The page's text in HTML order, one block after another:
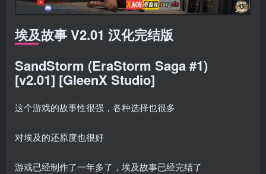
埃及故事 V2.01 汉化完结版
SandStorm (EraStorm Saga #1)
[v2.01] [GleenX Studio]
这个游戏的故事性很强，各种选择也很多
对埃及的还原度也很好
游戏已经制作了一年多了，埃及故事已经完结了